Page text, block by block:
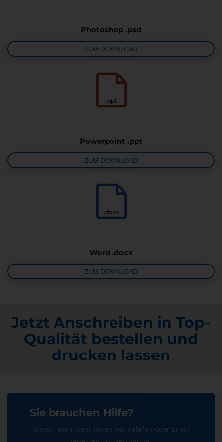
Photoshop .psd
ZUM DOWNLOAD
Powerpoint .ppt
ZUM DOWNLOAD
Word .docx
ZUM DOWNLOAD
Jetzt Anschreiben in Top-
Qualität bestellen und
drucken lassen
Sie brauchen Hilfe?
Unser Team steht Ihnen per Telefon oder Email